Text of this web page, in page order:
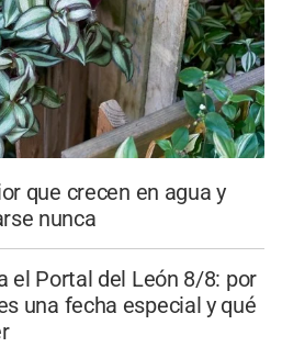
que crecen en agua y
nunca
el Portal del León 8/8: por
una fecha especial y qué